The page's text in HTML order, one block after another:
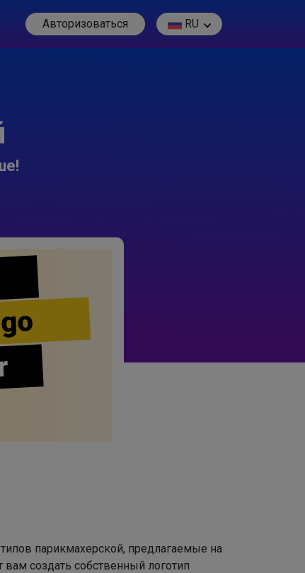
Авторизоваться RU
парикмахерской, предлагаемые на
создать собственный логотип